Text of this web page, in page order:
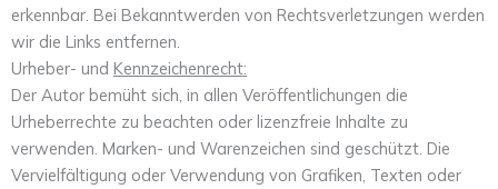
erkennbar. Bei Bekanntwerden von Rechtsverletzungen werden
wir die Links entfernen.
Urheber- und Kennzeichenrecht:
Der Autor bemüht sich, in allen Veröffentlichungen die
Urheberrechte zu beachten oder lizenzfreie Inhalte zu
verwenden. Marken- und Warenzeichen sind geschützt. Die
Vervielfältigung oder Verwendung von Grafiken, Texten oder